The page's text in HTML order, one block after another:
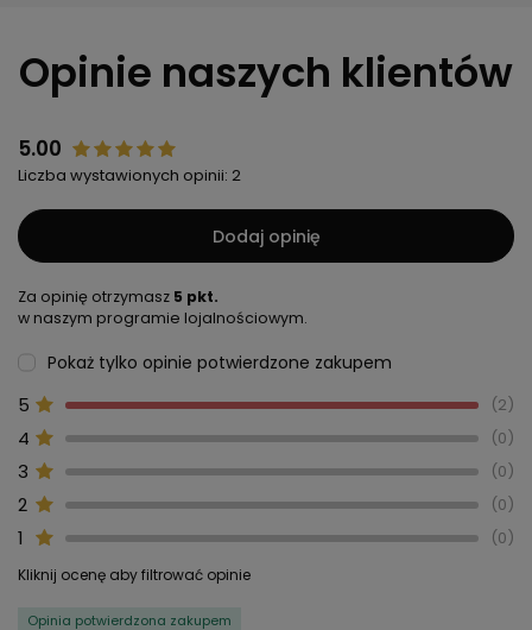
Opinie naszych klientów
5.00
Liczba wystawionych opinii: 2
Dodaj opinię
Za opinię otrzymasz 5 pkt.
w naszym programie lojalnościowym.
Pokaż tylko opinie potwierdzone zakupem
5 2
4 0
3 0
2 0
1 0
Kliknij ocenę aby filtrować opinie
Opinia potwierdzona zakupem